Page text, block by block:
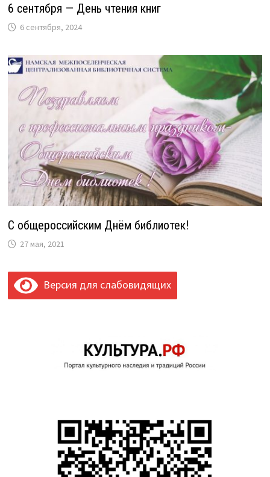
6 сентября — День чтения книг
6 сентября, 2024
С общероссийским Днём библиотек!
27 мая, 2021
Версия для слабовидящих